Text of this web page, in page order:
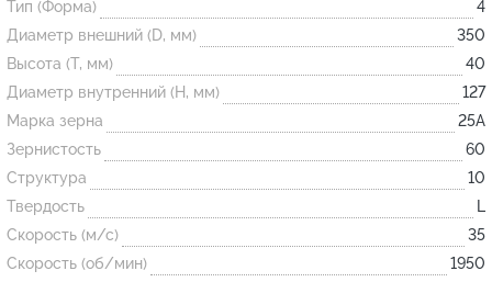
Огнеупорные
изделия
Скачать каталог
Тигель
Муфель
Черпак
Шербер
Тип (Форма)
4
Диаметр внешний (D, мм)
350
Высота (T, мм)
40
Диаметр внутренний (H, мм)
127
Марка зерна
25А
Зернистость
60
Структура
10
Твердость
L
Скорость (м/с)
35
Скорость (об/мин)
1950